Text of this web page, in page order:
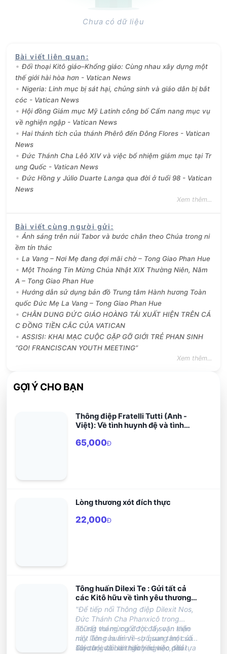
Chưa có dữ liệu
Bài viết liên quan :
Đối thoại Kitô giáo–Khổng giáo: Cùng nhau xây dựng một
thế giới hài hòa hơn - Vatican News
Nigeria: Linh mục bị sát hại, chủng sinh và giáo dân bị bắt
cóc - Vatican News
Hội đồng Giám mục Mỹ Latinh công bố Cẩm nang mục vụ
về nghiện ngập - Vatican News
Hai thánh tích của thánh Phêrô đến Đông Flores - Vatican
News
Đức Thánh Cha Lêô XIV và việc bổ nhiệm giám mục tại Tr
ung Quốc - Vatican News
Đức Hồng y Júlio Duarte Langa qua đời ở tuổi 98 - Vatican
News
Xem thêm...
Bài viết cùng người gửi :
Ánh sáng trên núi Tabor và bước chân theo Chúa trong ni
ềm tín thác
La Vang – Nơi Mẹ đang đợi mãi chờ – Tong Giao Phan Hue
Một Thoáng Tin Mừng Chúa Nhật XIX Thường Niên, Năm
A – Tong Giao Phan Hue
Hướng dẫn sử dụng bản đồ Trung tâm Hành hương Toàn
quốc Đức Mẹ La Vang – Tong Giao Phan Hue
CHÂN DUNG ĐỨC GIÁO HOÀNG TÁI XUẤT HIỆN TRÊN CÁ
C ĐỒNG TIỀN CẮC CỦA VATICAN
ASSISI: KHAI MẠC CUỘC GẶP GỠ GIỚI TRẺ PHAN SINH
“GO! FRANCISCAN YOUTH MEETING”
Xem thêm...
GỢI Ý CHO BẠN
Thông điệp Fratelli Tutti (Anh -
Việt): Về tình huynh đệ và tình
65,000Đ
Lòng thương xót đích thực
22,000Đ
Tông huấn Dilexi Te : Gửi tất cả
các Kitô hữu về tình yêu thương
người nghèo
"Để tiếp nối Thông điệp Dilexit Nos,
Đức Thánh Cha Phanxicô trong
những tháng cuối đời đã soạn thảo
một Tông huấn về sự quan tâm của
Giáo hội đối với người nghèo, với tựa
Tôi rất vui mừng được lấy văn kiện
này làm của mình – bổ sung một số
suy tư – và ban hành nó vào đầu
Tôi cũng coi là thiết yếu việc phải